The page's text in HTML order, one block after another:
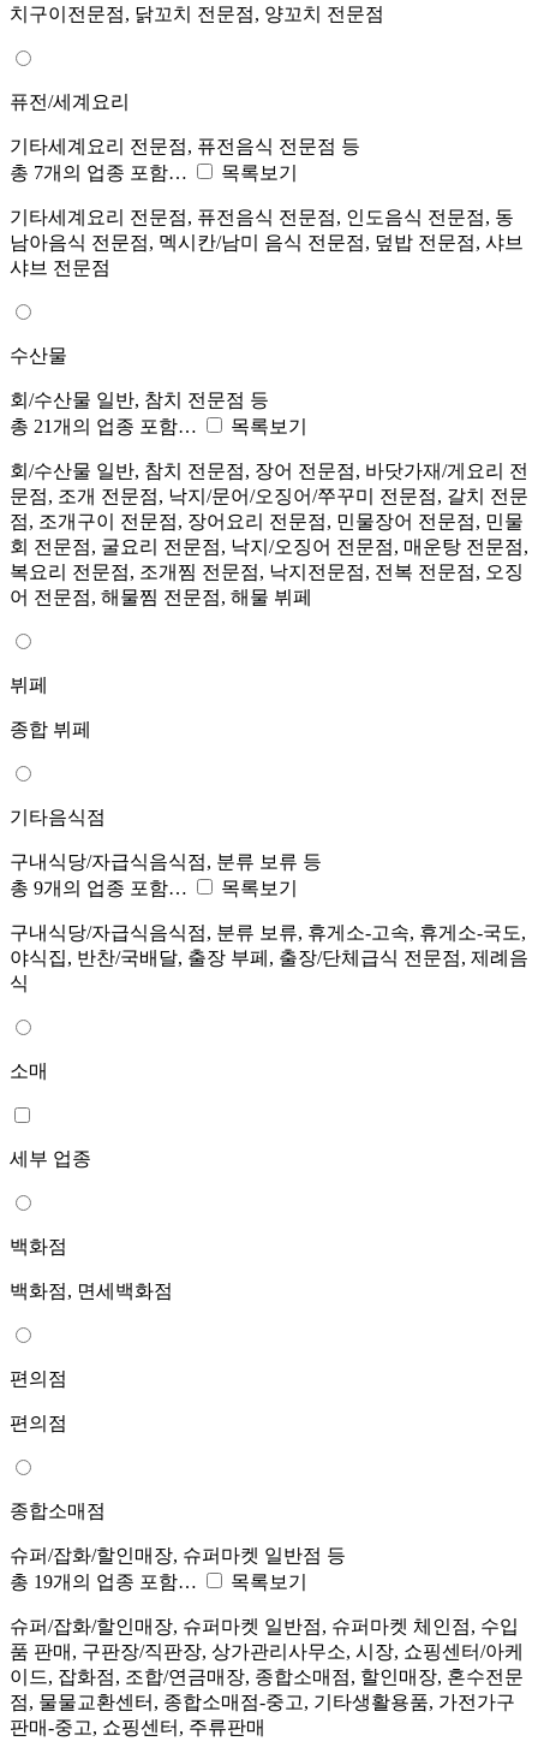
치구이전문점, 닭꼬치 전문점, 양꼬치 전문점
퓨전/세계요리
기타세계요리 전문점, 퓨전음식 전문점 등
총 7개의 업종 포함…
목록보기
기타세계요리 전문점, 퓨전음식 전문점, 인도음식 전문점, 동
남아음식 전문점, 멕시칸/남미 음식 전문점, 덮밥 전문점, 샤브
샤브 전문점
수산물
회/수산물 일반, 참치 전문점 등
총 21개의 업종 포함…
목록보기
회/수산물 일반, 참치 전문점, 장어 전문점, 바닷가재/게요리 전
문점, 조개 전문점, 낙지/문어/오징어/쭈꾸미 전문점, 갈치 전문
점, 조개구이 전문점, 장어요리 전문점, 민물장어 전문점, 민물
회 전문점, 굴요리 전문점, 낙지/오징어 전문점, 매운탕 전문점,
복요리 전문점, 조개찜 전문점, 낙지전문점, 전복 전문점, 오징
어 전문점, 해물찜 전문점, 해물 뷔페
뷔페
종합 뷔페
기타음식점
구내식당/자급식음식점, 분류 보류 등
총 9개의 업종 포함…
목록보기
구내식당/자급식음식점, 분류 보류, 휴게소-고속, 휴게소-국도,
야식집, 반찬/국배달, 출장 부페, 출장/단체급식 전문점, 제례음
식
소매
세부 업종
백화점
백화점, 면세백화점
편의점
편의점
종합소매점
슈퍼/잡화/할인매장, 슈퍼마켓 일반점 등
총 19개의 업종 포함…
목록보기
슈퍼/잡화/할인매장, 슈퍼마켓 일반점, 슈퍼마켓 체인점, 수입
품 판매, 구판장/직판장, 상가관리사무소, 시장, 쇼핑센터/아케
이드, 잡화점, 조합/연금매장, 종합소매점, 할인매장, 혼수전문
점, 물물교환센터, 종합소매점-중고, 기타생활용품, 가전가구
판매-중고, 쇼핑센터, 주류판매